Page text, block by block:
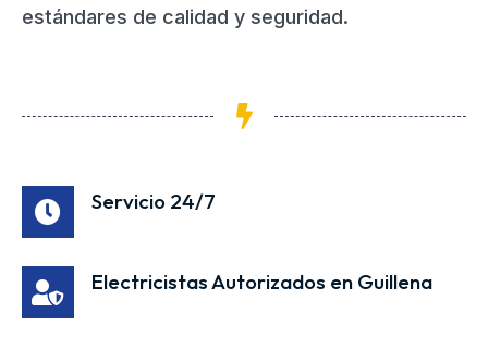
estándares de calidad y seguridad.
Servicio 24/7
Electricistas Autorizados en Guillena